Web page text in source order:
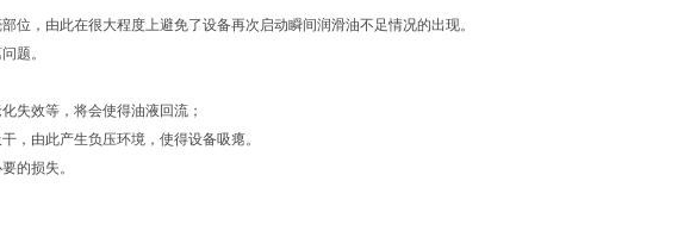
，由此在很大程度上避免了设备再次启动瞬间润滑油不足情况的出现。
题。
失效等，将会使得油液回流；
，由此产生负压环境，使得设备吸瘪。
的损失。